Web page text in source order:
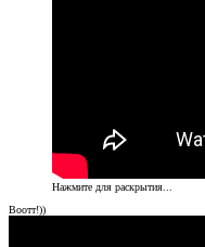
Нажмите для раскрытия...
Воотт!))